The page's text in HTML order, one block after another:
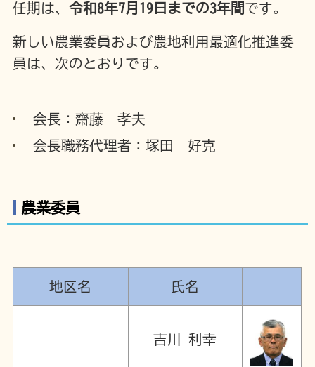
任期は、 令和8年7月19日までの3年間 です。
新しい農業委員および農地利用最適化推進委
員は、次のとおりです。
会長：齋藤 孝夫
会長職務代理者：塚田 好克
農業委員
地区名 氏名
吉川 利幸